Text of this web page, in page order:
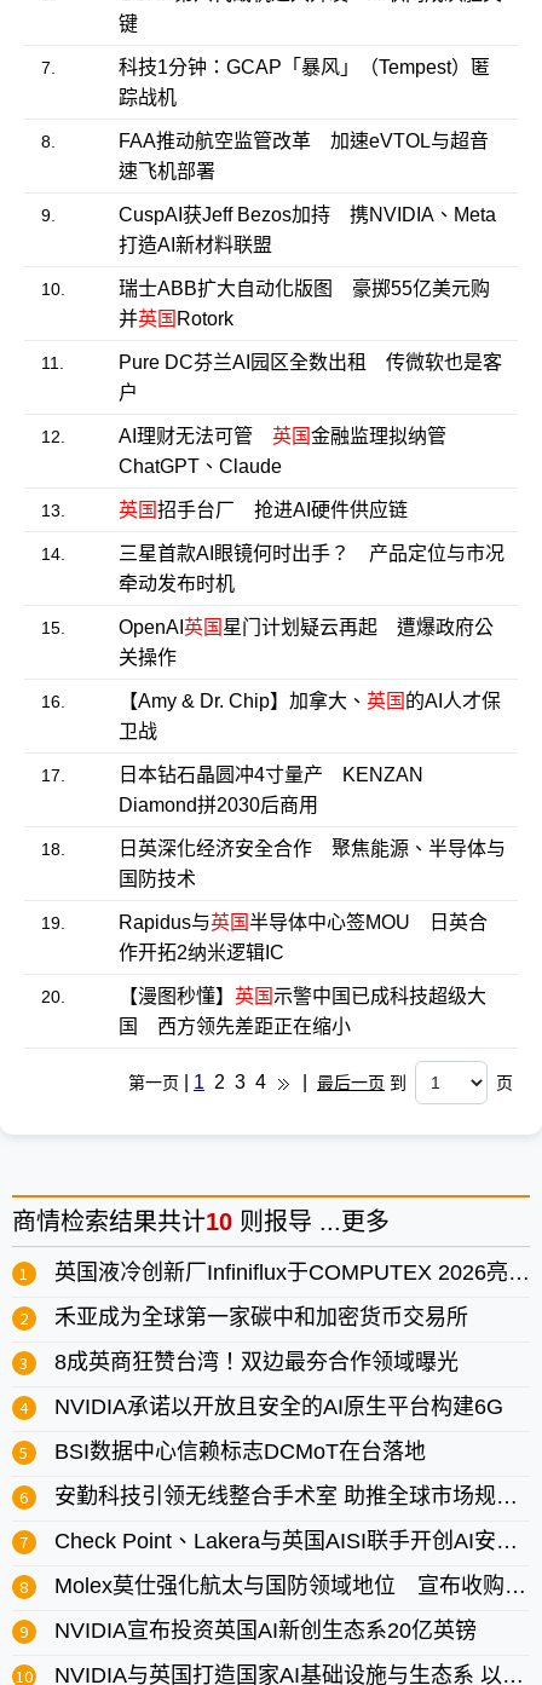
键
7.
科技1分钟：GCAP「暴风」（Tempest）匿
踪战机
8.
FAA推动航空监管改革 加速eVTOL与超音
速飞机部署
9.
CuspAI获Jeff Bezos加持 携NVIDIA、Meta
打造AI新材料联盟
10.
瑞士ABB扩大自动化版图 豪掷55亿美元购
并英国 Rotork
11.
Pure DC芬兰AI园区全数出租 传微软也是客
户
12. AI理财无法可管 英国金融监理拟纳管
ChatGPT、Claude
13. 英国招手台厂 抢进AI硬件供应链
14.
三星首款AI眼镜何时出手？ 产品定位与市况
牵动发布时机
15. OpenAI 英国 星门计划疑云再起 遭爆政府公
关操作
16. 【Amy & Dr. Chip】加拿大、 英国 的AI人才保
卫战
17.
日本钻石晶圆冲4寸量产 KENZAN
Diamond拼2030后商用
18.
日英深化经济安全合作 聚焦能源、半导体与
国防技术
19. Rapidus与英国半导体中心签MOU 日英合
作开拓2纳米逻辑IC
20. 【漫图秒懂】 英国 示警中国已成科技超级大
国 西方领先差距正在缩小
第一页 1 2 3 4 最后一页 到 页
商情检索结果共计10 则报导 ... 更多
英国液冷创新厂Infiniflux于COMPUTEX 2026亮相下一代散热技术
禾亚成为全球第一家碳中和加密货币交易所
8成英商狂赞台湾！双边最夯合作领域曝光
NVIDIA承诺以开放且安全的AI原生平台构建6G
BSI数据中心信赖标志DCMoT在台落地
安勤科技引领无线整合手术室 助推全球市场规模估2030年逼近40.6亿美元
Check Point、Lakera与英国AISI联手开创AI安全新标竿
Molex莫仕强化航太与国防领域地位 宣布收购Smiths Interconnect
NVIDIA宣布投资英国AI新创生态系20亿英镑
NVIDIA与英国打造国家AI基础设施与生态系 以推动创新、经济成长与就业